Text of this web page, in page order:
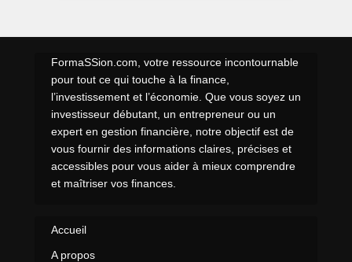
FormaSSion.com, votre ressource incontournable
pour tout ce qui touche à la finance,
l’investissement et l’économie. Que vous soyez un
investisseur débutant, un entrepreneur ou un
expert en gestion financière, notre objectif est de
vous fournir des informations claires, précises et
accessibles pour vous aider à mieux comprendre
et maîtriser vos finances.
Accueil
A propos